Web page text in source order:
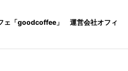
ェ「goodcoffee」 運営会社オフィ